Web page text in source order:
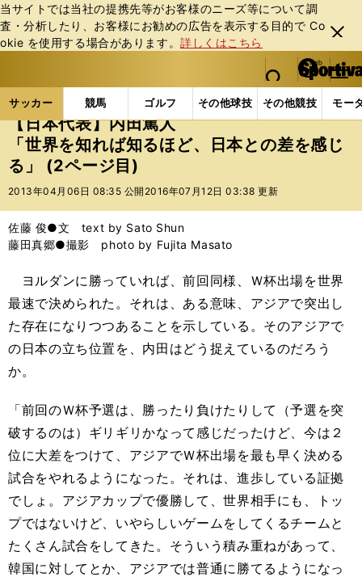
当サイトでは当社の提携先等がお客様のニーズ等について調
査・分析したり、お客様にお勧めの広告を表⽰する⽬的で Co
okie を使⽤する場合があります。詳しくはこちら
閉じ
る
web Sportiva (webスポルティーバ)
検索
マイペ
ー
ジ
メニュ
サッカー 競馬 ゴルフ その他球技 その他競技 モー
ス
ポ
ル
テ
ー
バ
サッカーの記事一覧 サッカー代表 日本代表 【
【日本代表】内田篤人
「世界を知れば知るほど、日本との差を感じ
る」 (2ページ目)
2013年04月06日 08:35 公開 2016年07月12日 03:38 更新
佐藤 俊●文 text by Sato Shun
藤田真郷●撮影 photo by Fujita Masato
ヨルダンに勝っていれば、前回同様、Ｗ杯出場を世界
最速で決められた。それは、ある意味、アジアで突出し
た存在になりつつあることを示している。そのアジアで
の日本の立ち位置を、内田はどう捉えているのだろう
か。
「前回のＷ杯予選は、勝ったり負けたりして（予選を突
破するのは）ギリギリかなって感じだったけど、今は２
位に大差をつけて、アジアでＷ杯出場を最も早く決める
試合をやれるようになった。それは、進歩している証拠
でしょ。アジアカップで優勝して、世界相手にも、トッ
プではないけど、いやらしいゲームをしてくるチームと
たくさん試合をしてきた。そういう積み重ねがあって、
韓国に対してとか、アジアでは普通に勝てるようになっ